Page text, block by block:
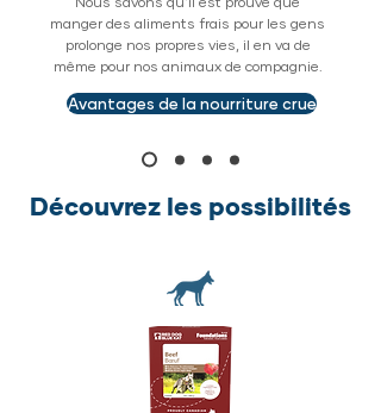
manger des aliments frais pour les gens
prolonge nos propres vies, il en va de
même pour nos animaux de compagnie.
Avantages de la nourriture crue
Découvrez les possibilités